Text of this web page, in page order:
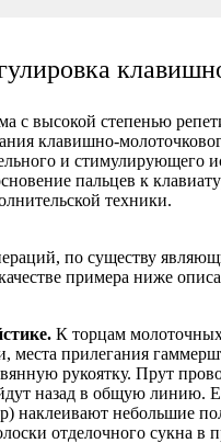
с высокой степенью
клавишно-
и стимулирующего
пальцев к
техники.
по существу
примера ниже
К торцам
места прилегания
рукоятку. Прут
назад в общую линию.
наклеивают небольшие
отделочного сукна